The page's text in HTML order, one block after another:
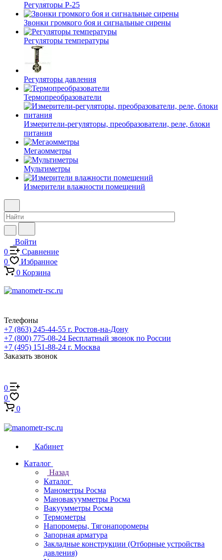
Регуляторы Р-25
Звонки громкого боя и сигнальные сирены
Регуляторы температуры
Регуляторы давления
Термопреобразователи
Измерители-регуляторы, преобразователи, реле, блоки
питания
Мегаомметры
Мультиметры
Измерители влажности помещений
Войти
0
Сравнение
0
Избранное
0 Корзина
Телефоны
+7 (863) 245-44-55 г. Ростов-на-Дону
+7 (800) 775-08-24 Бесплатный звонок по России
+7 (495) 151-88-24 г. Москва
Заказать звонок
0
0
0
Кабинет
Каталог
Назад
Каталог
Манометры Росма
Мановакуумметры Росма
Вакуумметры Росма
Термометры
Напоромеры, Тягонапоромеры
Запорная арматура
Закладные конструкции (Отборные устройства
давления)